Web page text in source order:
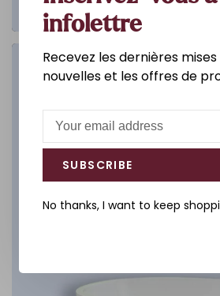
Salle de bain
DÉCOUVREZ
infolettre
Recevez les dernières mises
nouvelles et les offres de
SUBSCRIBE
No thanks, I want to keep